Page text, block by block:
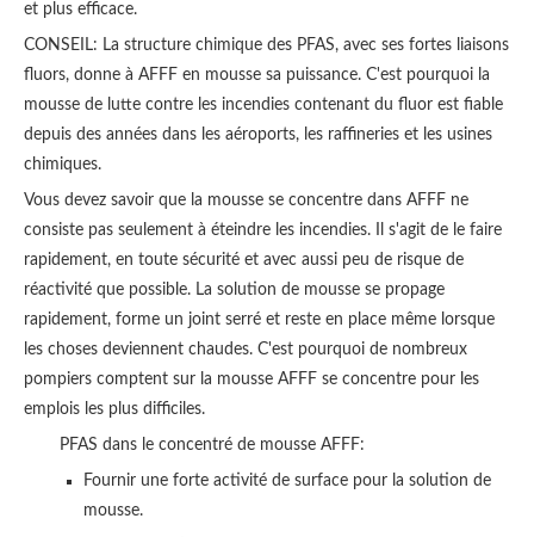
et plus efficace.
CONSEIL: La structure chimique des PFAS, avec ses fortes liaisons
fluors, donne à AFFF en mousse sa puissance. C'est pourquoi la
mousse de lutte contre les incendies contenant du fluor est fiable
depuis des années dans les aéroports, les raffineries et les usines
chimiques.
Vous devez savoir que la mousse se concentre dans AFFF ne
consiste pas seulement à éteindre les incendies. Il s'agit de le faire
rapidement, en toute sécurité et avec aussi peu de risque de
réactivité que possible. La solution de mousse se propage
rapidement, forme un joint serré et reste en place même lorsque
les choses deviennent chaudes. C'est pourquoi de nombreux
pompiers comptent sur la mousse AFFF se concentre pour les
emplois les plus difficiles.
PFAS dans le concentré de mousse AFFF:
Fournir une forte activité de surface pour la solution de
mousse.